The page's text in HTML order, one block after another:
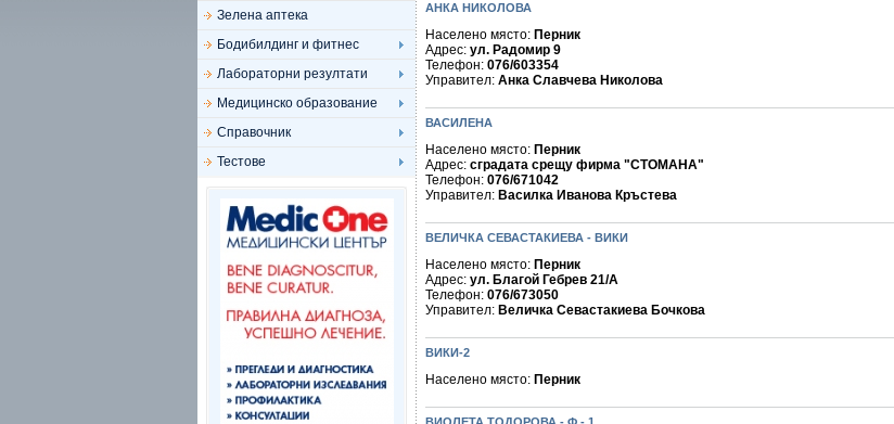
Зелена аптека
Бодибилдинг и фитнес
Лабораторни резултати
Медицинско образование
Справочник
Тестове
АНКА НИКОЛОВА
Населено място: Перник
Адрес: ул. Радомир 9
Телефон: 076/603354
Управител: Анка Славчева Николова
ВАСИЛЕНА
Населено място: Перник
Адрес: сградата срещу фирма "СТОМАНА"
Телефон: 076/671042
Управител: Василка Иванова Кръстева
ВЕЛИЧКА СЕВАСТАКИЕВА - ВИКИ
Населено място: Перник
Адрес: ул. Благой Гебрев 21/А
Телефон: 076/673050
Управител: Величка Севастакиева Бочкова
ВИКИ-2
Населено място: Перник